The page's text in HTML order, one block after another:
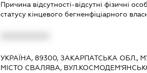
Причина відсутності-відсутні фізичні
статусу кінцевого бегненфіціарного
УКРАЇНА, 89300, ЗАКАРПАТСЬКА ОБЛ.,
МІСТО СВАЛЯВА,